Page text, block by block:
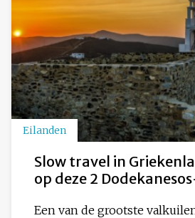
Eilanden
Slow travel in
op deze 2
Een van de grootste